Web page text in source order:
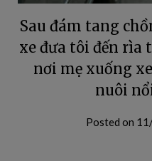
Sau đám tang
xe đưa tôi đến rìa
nơi mẹ xuống
nuôi
Posted on